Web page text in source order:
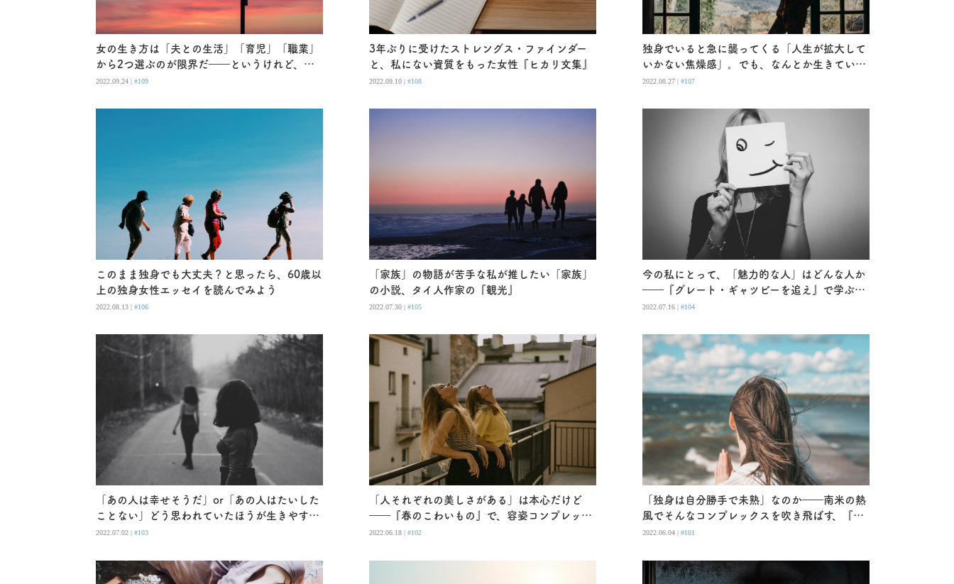
女の生き方は「夫との生活」「育児」「職業」
から2つ選ぶのが限界だ――というけれど、私
はそうは思わない
2022.09.24 | #109
3年ぶりに受けたストレングス・ファインダー
と、私にない資質をもった女性『ヒカリ文集』
2022.09.10 | #108
独身でいると急に襲ってくる「人生が拡大して
いかない焦燥感」。でも、なんとか生きていけ
るものだ
2022.08.27 | #107
このまま独身でも大丈夫？と思ったら、60歳以
上の独身女性エッセイを読んでみよう
2022.08.13 | #106
「家族」の物語が苦手な私が推したい「家族」
の小説、タイ人作家の『観光』
2022.07.30 | #105
今の私にとって、「魅力的な人」はどんな人か
――『グレート・ギャツビーを追え』で学ぶ創
作のヒント
2022.07.16 | #104
「あの人は幸せそうだ」or「あの人はたいした
ことない」どう思われていたほうが生きやす
い？他人からの嫉妬をしのぐ“知恵”
2022.07.02 | #103
「人それぞれの美しさがある」は本心だけど
――『春のこわいもの』で、容姿コンプレック
スに悩んだ日々を思い出す
2022.06.18 | #102
「独身は自分勝手で未熟」なのか――南米の熱
風でそんなコンプレックスを吹き飛ばす、『コ
レラの時代の愛』
2022.06.04 | #101